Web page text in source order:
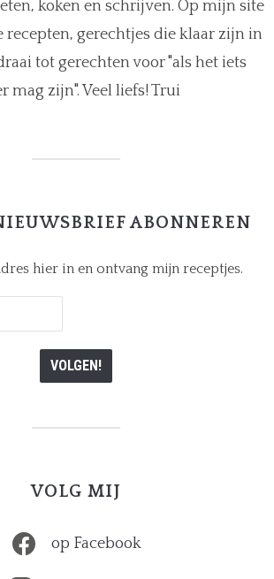
koken en schrijven. Op mijn site
recepten, gerechtjes die klaar zijn in
tot gerechten voor "als het iets
mag zijn". Veel liefs! Trui
ABONNEREN
hier in en ontvang mijn receptjes.
VOLG MIJ
op Facebook